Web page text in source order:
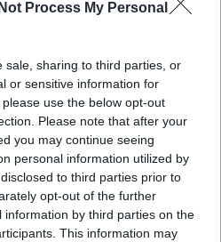
Process My Personal
sale, sharing to third parties, or
or sensitive information for
use the below opt-out
Please note that after your
you may continue seeing
personal information utilized by
to third parties prior to
opt-out of the further
by third parties on the
This information may
#stroke #rákbetegség
#herpesz